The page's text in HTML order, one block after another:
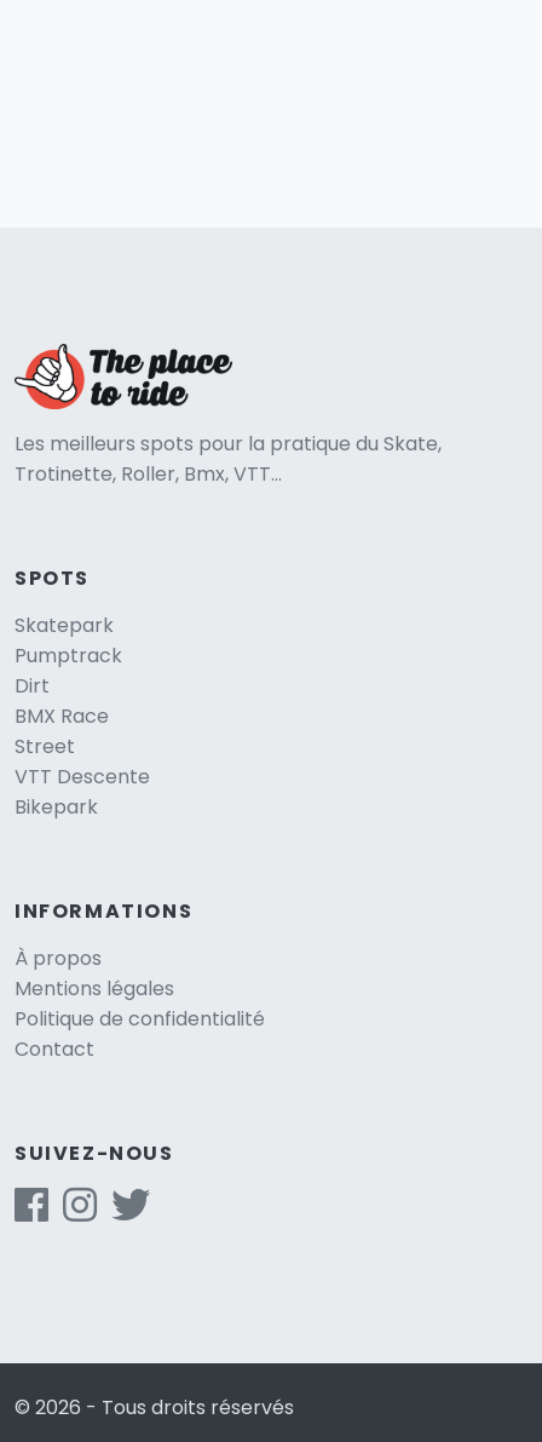
Les meilleurs spots pour la pratique du Skate,
Trotinette, Roller, Bmx, VTT...
SPOTS
Skatepark
Pumptrack
Dirt
BMX Race
Street
VTT Descente
Bikepark
INFORMATIONS
À propos
Mentions légales
Politique de confidentialité
Contact
SUIVEZ-NOUS
© 2026 - Tous droits réservés